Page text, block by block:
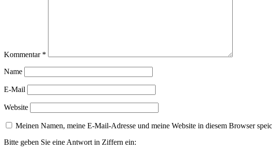
Kommentar *
Name
E-Mail
Website
Meinen Namen, meine E-Mail-Adresse und meine Website in diesem Browser
Bitte geben Sie eine Antwort in Ziffern ein: